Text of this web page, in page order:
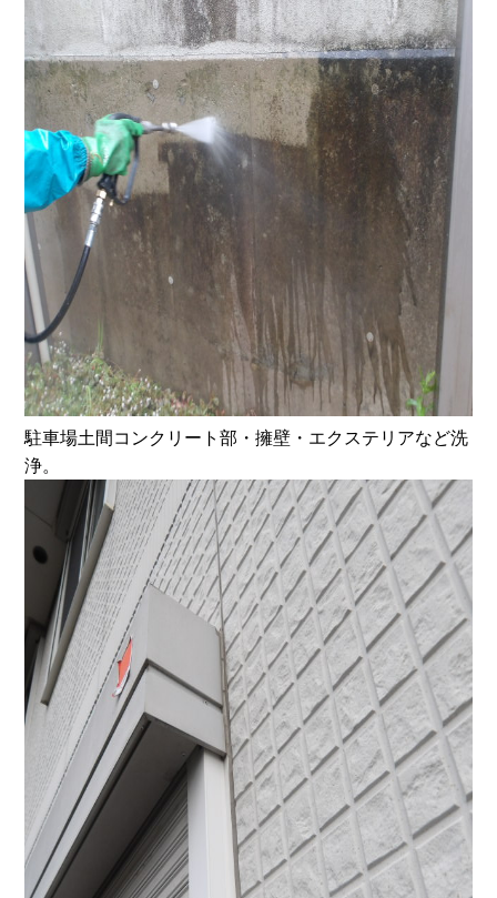
駐車場土間コンクリート部・擁壁・エクステリアなど洗
浄。